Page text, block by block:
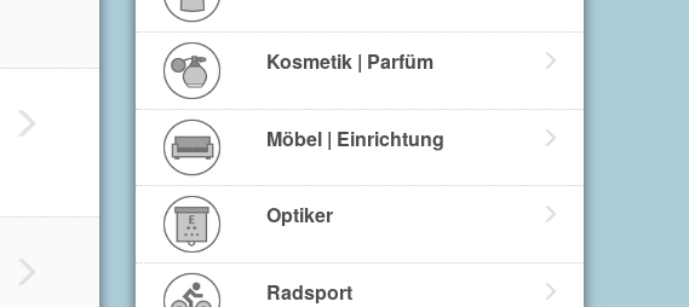
Kosmetik | Parfüm
Möbel | Einrichtung
Optiker
Radsport